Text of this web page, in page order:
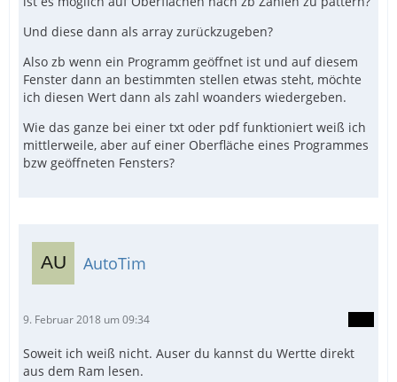
Und diese dann als array zurückzugeben?
Also zb wenn ein Programm geöffnet ist und auf diesem
Fenster dann an bestimmten stellen etwas steht, möchte
ich diesen Wert dann als zahl woanders wiedergeben.
Wie das ganze bei einer txt oder pdf funktioniert weiß ich
mittlerweile, aber auf einer Oberfläche eines Programmes
bzw geöffneten Fensters?
AutoTim
9. Februar 2018 um 09:34
Soweit ich weiß nicht. Auser du kannst du Wertte direkt
aus dem Ram lesen.